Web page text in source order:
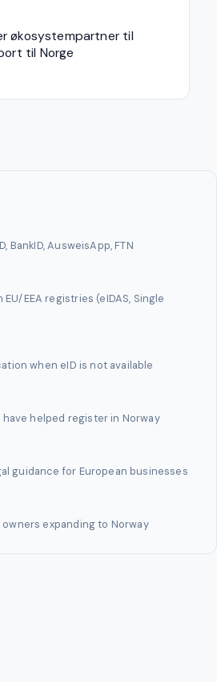
økosystempartner til
til Norge
BankID, AusweisApp, FTN
EEA registries (eIDAS, Single
when eID is not available
helped register in Norway
guidance for European businesses
expanding to Norway